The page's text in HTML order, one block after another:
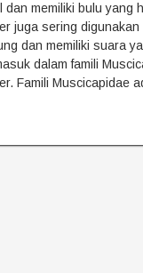
dan memiliki bulu yang
juga sering
dan memiliki suara
dalam famili
Famili Muscicapidae